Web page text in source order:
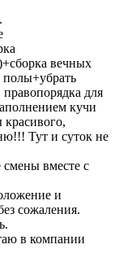
вечных
для
кучи
Тут и суток не
смены вместе с
и
сожаления.
в компании